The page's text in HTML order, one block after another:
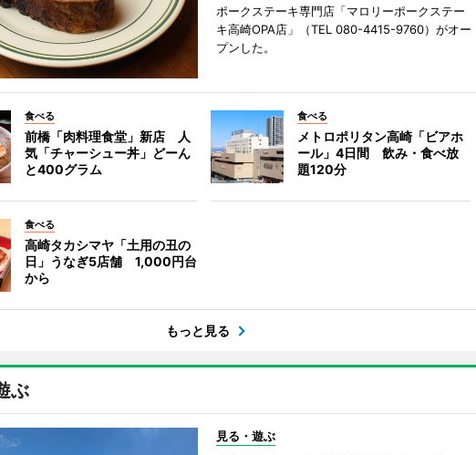
ポークステーキ専門店「マロリーポークステー
キ高崎OPA店」（TEL 080-4415-9760）がオー
プンした。
食べる
前橋「肉料理食堂」新店 人
気「チャーシュー丼」どーん
と400グラム
食べる
メトロポリタン高崎「ビアホ
ール」4日間 飲み・食べ放
題120分
食べる
高崎タカシマヤ「土用の丑の
日」うなぎ5店舗 1,000円台
から
もっと見る
ぶ
見る・遊ぶ